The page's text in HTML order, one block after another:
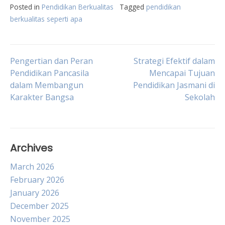
Posted in Pendidikan Berkualitas Tagged pendidikan
berkualitas seperti apa
Post
navigation
Pengertian dan Peran
Pendidikan Pancasila
dalam Membangun
Karakter Bangsa
Strategi Efektif dalam
Mencapai Tujuan
Pendidikan Jasmani di
Sekolah
Archives
March 2026
February 2026
January 2026
December 2025
November 2025